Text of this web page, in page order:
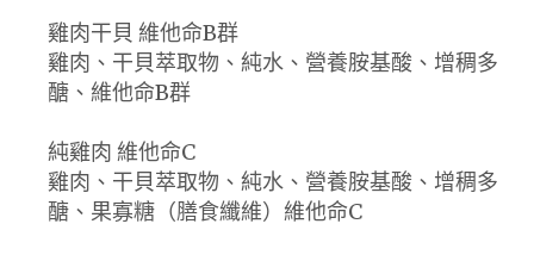
雞肉干貝 維他命B群
雞肉、干貝萃取物、純水、營養胺基酸、增稠多
醣、維他命B群
純雞肉 維他命C
雞肉、干貝萃取物、純水、營養胺基酸、增稠多
醣、果寡糖（膳食纖維）維他命C